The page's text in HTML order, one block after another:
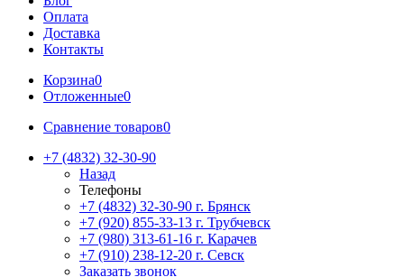
Оплата
Доставка
Контакты
Корзина0
Отложенные0
Сравнение товаров0
+7 (4832) 32-30-90
Назад
Телефоны
+7 (4832) 32-30-90 г. Брянск
+7 (920) 855-33-13 г. Трубчевск
+7 (980) 313-61-16 г. Карачев
+7 (910) 238-12-20 г. Севск
Заказать звонок